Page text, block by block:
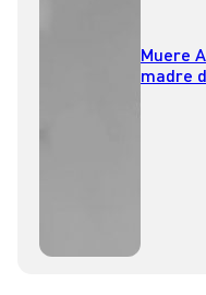
Muere
madre